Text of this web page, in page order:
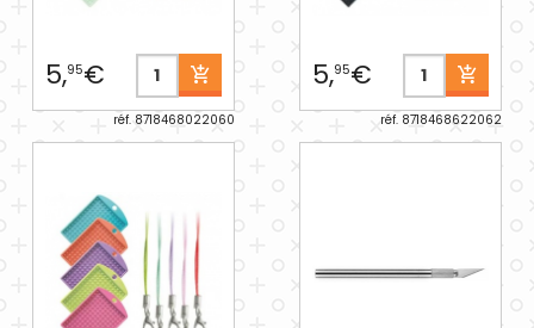
5,95€
réf. 8718468022060
5,95€
réf. 8718468622062